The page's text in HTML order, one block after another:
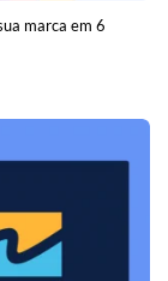
marca em 6